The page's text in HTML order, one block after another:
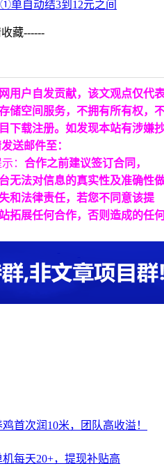
藏------
用户自发贡献，该文观点仅代
储空间服务，不拥有所有权，
下载注册。如发现本站有涉嫌
送邮件至：
： 合作之前建议签订合同，
无法对信息的真实性及准确性
和法律责任，若您不同意该提
拓展任何合作，否则造成的任
首次润10米，团队高收溢！
每天20+，提现补贴高